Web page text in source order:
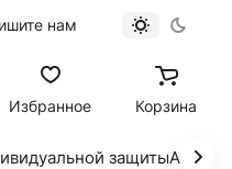
нам
Избранное Корзина
защиты